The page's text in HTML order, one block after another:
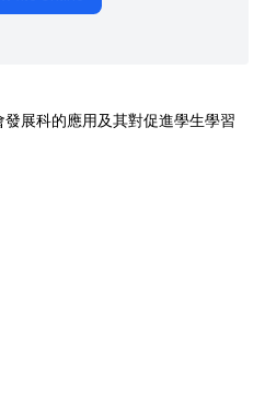
發展科的應用及其對促進學生學習